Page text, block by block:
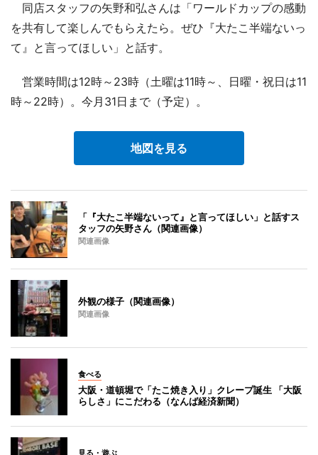
同店スタッフの矢野和弘さんは「ワールドカップの感動
を共有して楽しんでもらえたら。ぜひ『大たこ半端ないっ
て』と言ってほしい」と話す。
営業時間は12時～23時（土曜は11時～、日曜・祝日は11
時～22時）。今月31日まで（予定）。
地図を見る
「『大たこ半端ないって』と言ってほしい」と話すス
タッフの矢野さん（関連画像）
関連画像
外観の様子（関連画像）
関連画像
食べる
大阪・道頓堀で「たこ焼き入り」クレープ誕生 「大阪
らしさ」にこだわる（なんば経済新聞）